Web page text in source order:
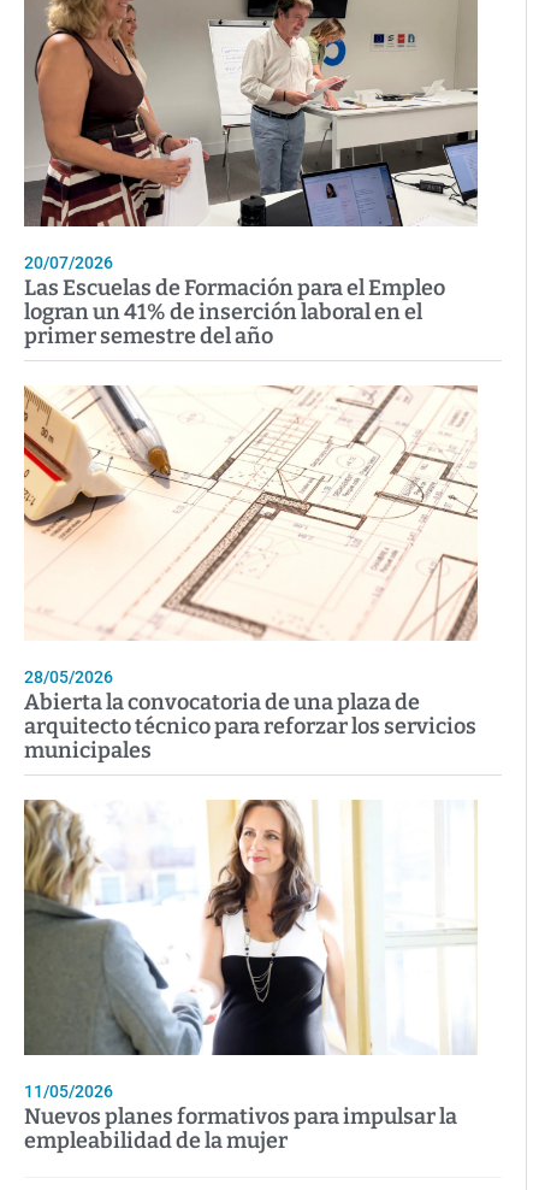
20/07/2026
Las Escuelas de Formación para el Empleo
logran un 41% de inserción laboral en el
primer semestre del año
28/05/2026
Abierta la convocatoria de una plaza de
arquitecto técnico para reforzar los servicios
municipales
11/05/2026
Nuevos planes formativos para impulsar la
empleabilidad de la mujer